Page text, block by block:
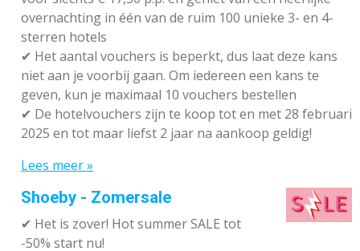
overnachting in één van de ruim 100 unieke 3- en 4-
sterren hotels
✔ Het aantal vouchers is beperkt, dus laat deze kans
niet aan je voorbij gaan. Om iedereen een kans te
geven, kun je maximaal 10 vouchers bestellen
✔ De hotelvouchers zijn te koop tot en met 28 februari
2025 en tot maar liefst 2 jaar na aankoop geldig!
Lees meer »
Shoeby - Zomersale
✔ Het is zover! Hot summer SALE tot
-50% start nu!